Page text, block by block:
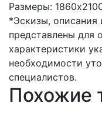
Размеры:
*Эскизы,
представлены для
характеристики
необходимости
специалистов.
Похожие